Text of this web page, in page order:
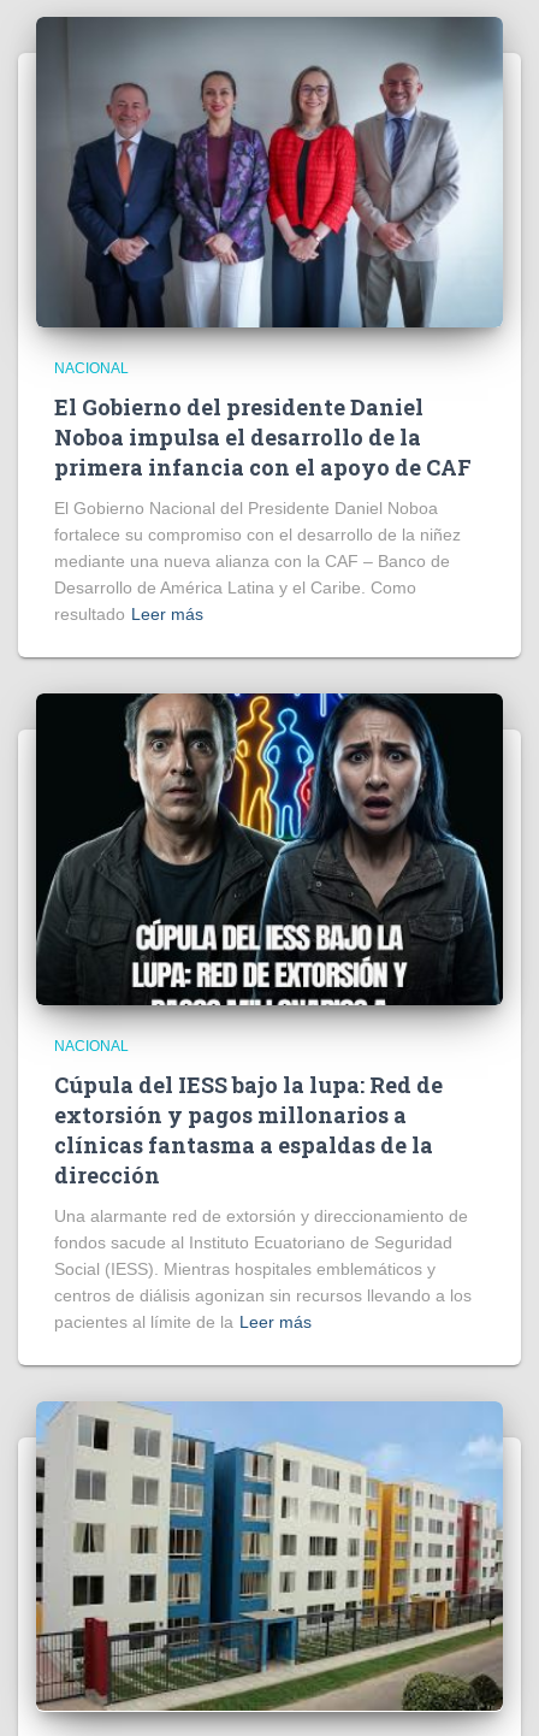
NACIONAL
El Gobierno del presidente Daniel
Noboa impulsa el desarrollo de la
primera infancia con el apoyo de CAF
El Gobierno Nacional del Presidente Daniel Noboa
fortalece su compromiso con el desarrollo de la niñez
mediante una nueva alianza con la CAF – Banco de
Desarrollo de América Latina y el Caribe. Como
resultado Leer más
NACIONAL
Cúpula del IESS bajo la lupa: Red de
extorsión y pagos millonarios a
clínicas fantasma a espaldas de la
dirección
​Una alarmante red de extorsión y direccionamiento de
fondos sacude al Instituto Ecuatoriano de Seguridad
Social (IESS). Mientras hospitales emblemáticos y
centros de diálisis agonizan sin recursos llevando a los
pacientes al límite de la Leer más